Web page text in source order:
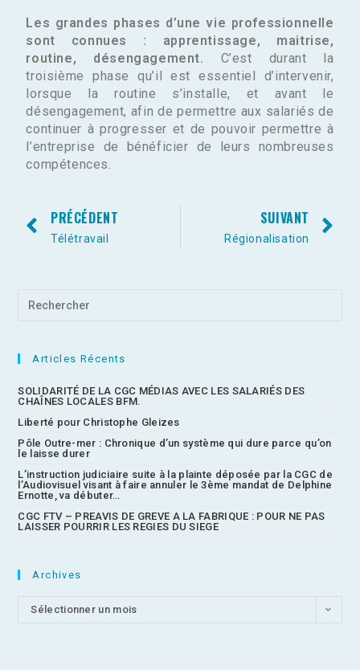
Les grandes phases d’une vie professionnelle
sont connues : apprentissage, maitrise,
routine, désengagement. C’est durant la
troisième phase qu’il est essentiel d’intervenir,
lorsque la routine s’installe, et avant le
désengagement, afin de permettre aux salariés de
continuer à progresser et de pouvoir permettre à
l’entreprise de bénéficier de leurs nombreuses
compétences.
PRÉCÉDENT
Télétravail
SUIVANT
Régionalisation
Articles Récents
SOLIDARITÉ DE LA CGC MÉDIAS AVEC LES SALARIÉS DES
CHAÎNES LOCALES BFM.
Liberté pour Christophe Gleizes
Pôle Outre-mer : Chronique d’un système qui dure parce qu’on
le laisse durer
L’instruction judiciaire suite à la plainte déposée par la CGC de
l’Audiovisuel visant à faire annuler le 3ème mandat de Delphine
Ernotte, va débuter…
CGC FTV – PREAVIS DE GREVE A LA FABRIQUE : POUR NE PAS
LAISSER POURRIR LES REGIES DU SIEGE
Archives
Sélectionner un mois